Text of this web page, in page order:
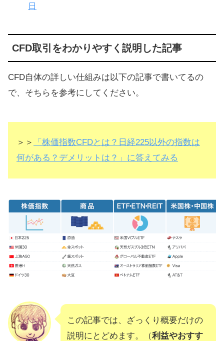
日
CFD取引をわかりやすく説明した記事
CFD自体の詳しい仕組みは以下の記事で書いてるの
で、そちらを参考にしてください。
＞＞
「株価指数CFDとは？日経225以外の指数は
何がある？デメリットは？」に答えてみる
この記事では、ざっくり概要だけの
説明にとどめます。（利益やおすす